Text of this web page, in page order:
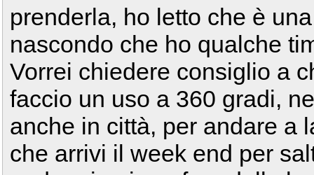
prenderla, ho letto che è
nascondo che ho qualche
Vorrei chiedere consiglio a
faccio un uso a 360 gradi,
anche in città, per andare a
che arrivi il week end per